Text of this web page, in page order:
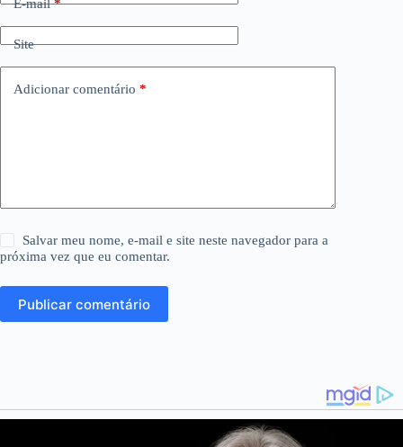
E-mail*
Site
Adicionar comentário *
Salvar meu nome, e-mail e site neste navegador para a
próxima vez que eu comentar.
Publicar comentário